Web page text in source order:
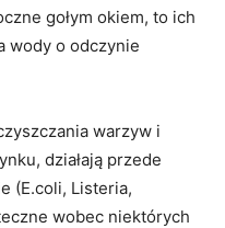
gołym okiem, to ich
wody o odczynie
warzyw i
działają przede
(E.coli, Listeria,
wobec niektórych